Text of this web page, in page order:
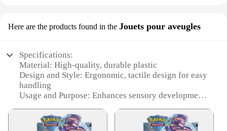
Here are the products found in the Jouets pour aveugles
Specifications:
Material: High-quality, durable plastic
Design and Style: Ergonomic, tactile design for easy
handling
Usage and Purpose: Enhances sensory development
Performance and Property: Resistant to wear and
tear, safe for children